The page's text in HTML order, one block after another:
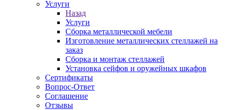
Услуги
Назад
Услуги
Сборка металлической мебели
Изготовление металлических стеллажей на
заказ
Сборка и монтаж стеллажей
Установка сейфов и оружейных шкафов
Сертификаты
Вопрос-Ответ
Соглашение
Отзывы